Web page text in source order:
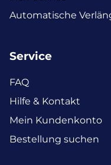
Automatische
Service
FAQ
Hilfe & Kontakt
Mein Kundenkonto
Bestellung suchen